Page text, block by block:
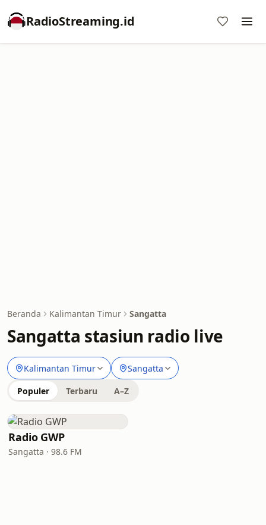
RadioStreaming.id
Beranda Kalimantan Timur Sangatta
Sangatta stasiun radio live
Kalimantan Timur Sangatta
Populer Terbaru A–Z
Radio GWP
Sangatta · 98.6 FM